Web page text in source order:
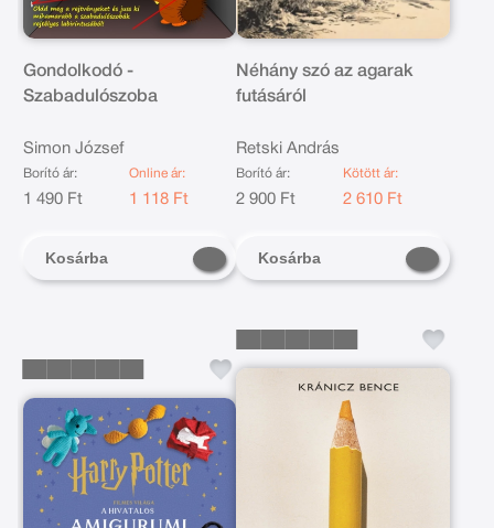
Gondolkodó -
Szabadulószoba
Simon József
Borító ár:
1 490 Ft
Online ár:
1 118 Ft
Kosárba
Néhány szó az agarak
futásáról
Retski András
Borító ár:
2 900 Ft
Kötött ár:
2 610 Ft
Kosárba